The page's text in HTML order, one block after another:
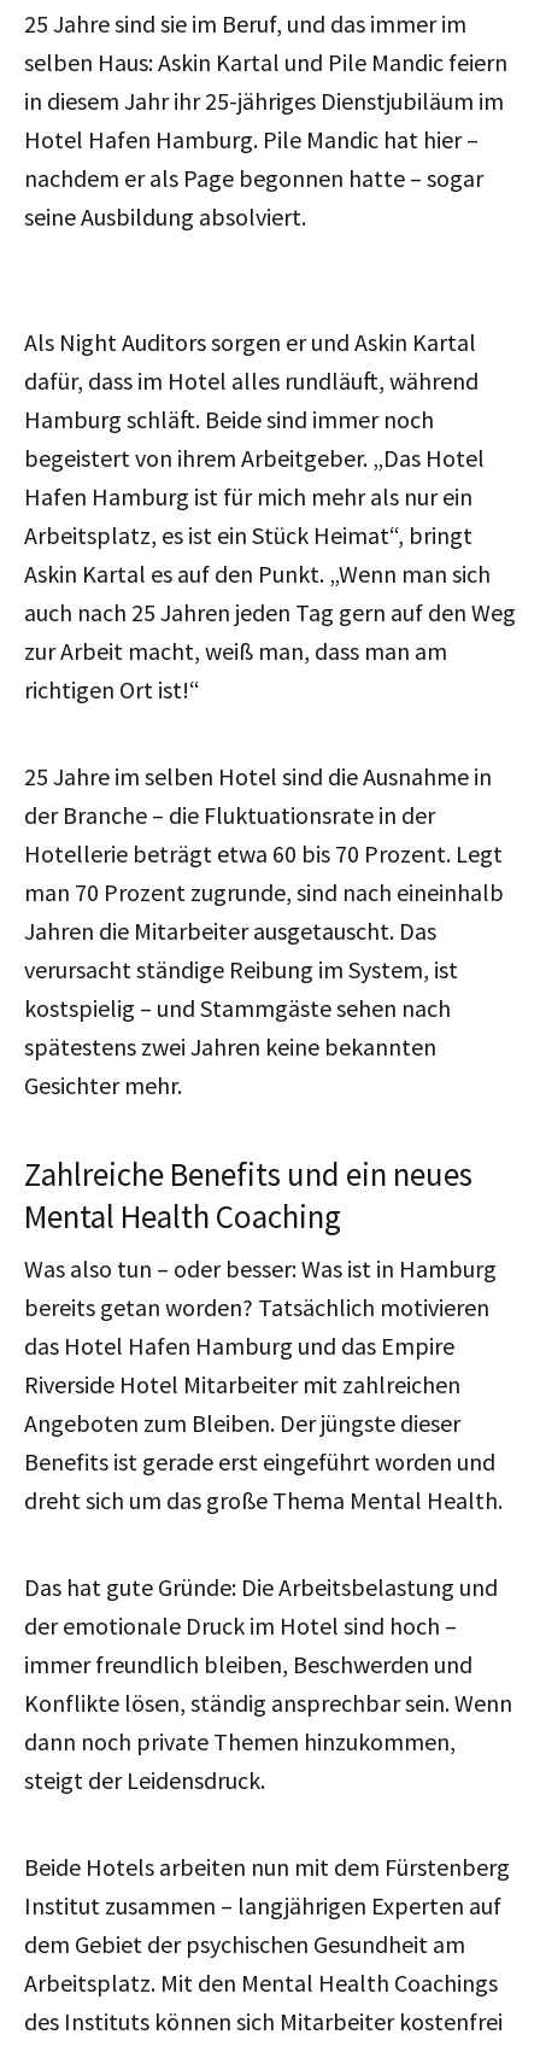
25 Jahre sind sie im Beruf, und das immer im
selben Haus: Askin Kartal und Pile Mandic feiern
in diesem Jahr ihr 25-jähriges Dienstjubiläum im
Hotel Hafen Hamburg. Pile Mandic hat hier –
nachdem er als Page begonnen hatte – sogar
seine Ausbildung absolviert.
Als Night Auditors sorgen er und Askin Kartal
dafür, dass im Hotel alles rundläuft, während
Hamburg schläft. Beide sind immer noch
begeistert von ihrem Arbeitgeber. „Das Hotel
Hafen Hamburg ist für mich mehr als nur ein
Arbeitsplatz, es ist ein Stück Heimat“, bringt
Askin Kartal es auf den Punkt. „Wenn man sich
auch nach 25 Jahren jeden Tag gern auf den Weg
zur Arbeit macht, weiß man, dass man am
richtigen Ort ist!“
25 Jahre im selben Hotel sind die Ausnahme in
der Branche – die Fluktuationsrate in der
Hotellerie beträgt etwa 60 bis 70 Prozent. Legt
man 70 Prozent zugrunde, sind nach eineinhalb
Jahren die Mitarbeiter ausgetauscht. Das
verursacht ständige Reibung im System, ist
kostspielig – und Stammgäste sehen nach
spätestens zwei Jahren keine bekannten
Gesichter mehr.
Zahlreiche Benefits und ein neues
Mental Health Coaching
Was also tun – oder besser: Was ist in Hamburg
bereits getan worden? Tatsächlich motivieren
das Hotel Hafen Hamburg und das Empire
Riverside Hotel Mitarbeiter mit zahlreichen
Angeboten zum Bleiben. Der jüngste dieser
Benefits ist gerade erst eingeführt worden und
dreht sich um das große Thema Mental Health.
Das hat gute Gründe: Die Arbeitsbelastung und
der emotionale Druck im Hotel sind hoch –
immer freundlich bleiben, Beschwerden und
Konflikte lösen, ständig ansprechbar sein. Wenn
dann noch private Themen hinzukommen,
steigt der Leidensdruck.
Beide Hotels arbeiten nun mit dem Fürstenberg
Institut zusammen – langjährigen Experten auf
dem Gebiet der psychischen Gesundheit am
Arbeitsplatz. Mit den Mental Health Coachings
des Instituts können sich Mitarbeiter kostenfrei